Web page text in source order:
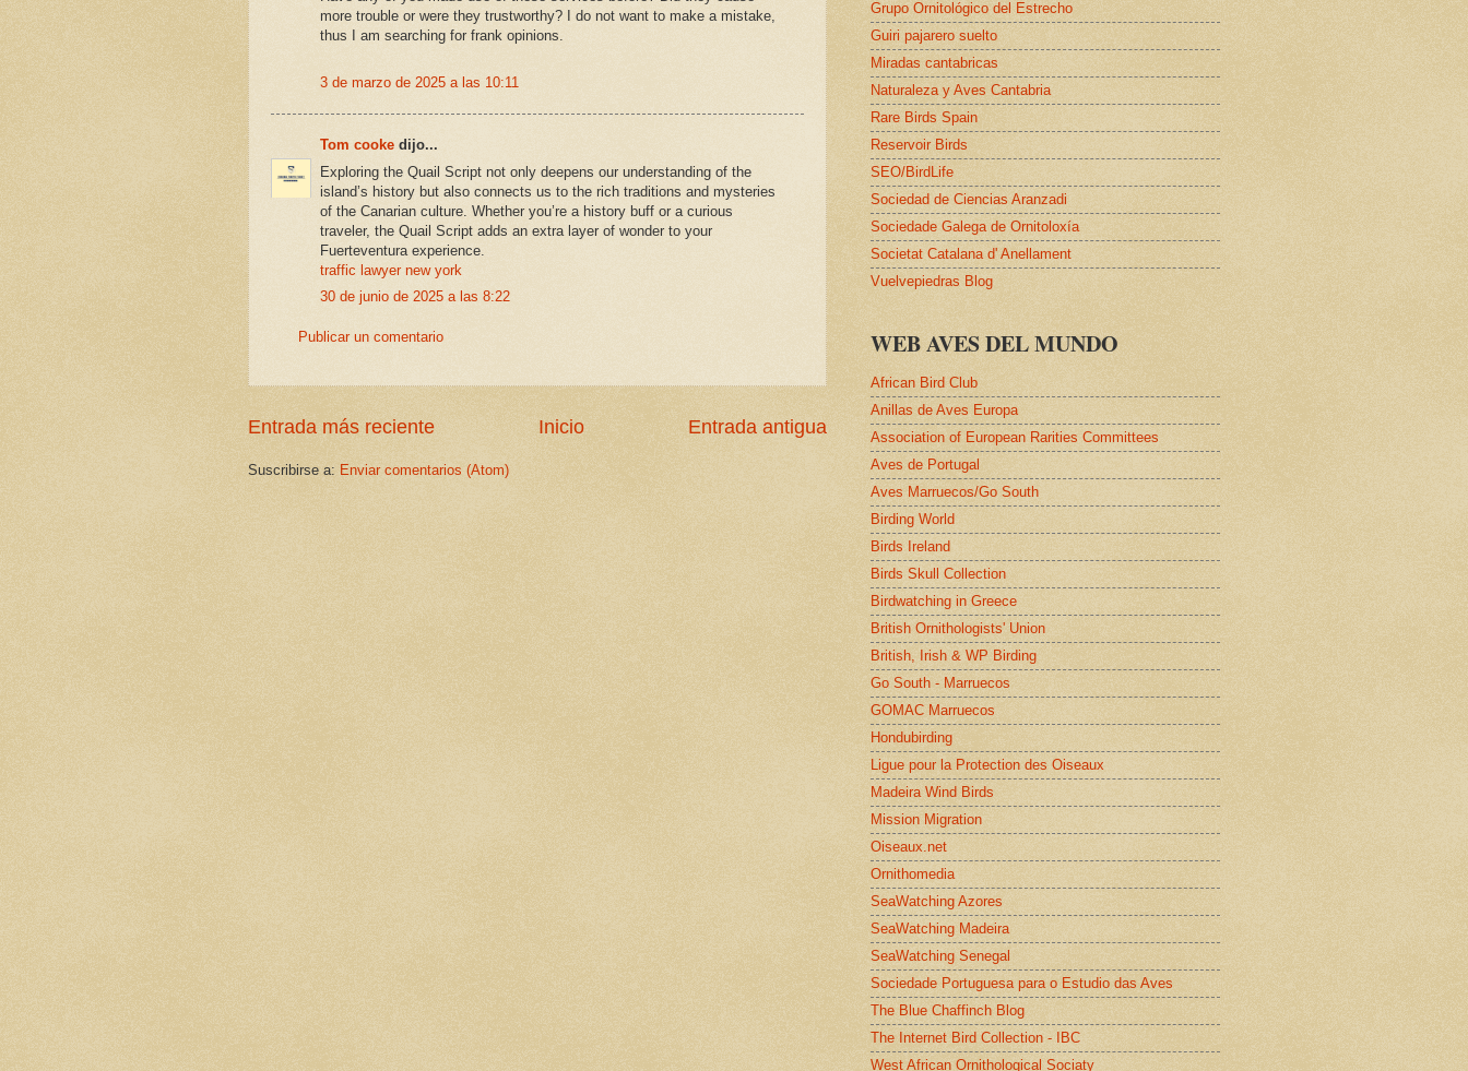
more trouble or were they trustworthy? I do not want to make a mistake,
thus I am searching for frank opinions.
3 de marzo de 2025 a las 10:11
Tom cooke dijo...
Exploring the Quail Script not only deepens our understanding of the
island’s history but also connects us to the rich traditions and mysteries
of the Canarian culture. Whether you’re a history buff or a curious
traveler, the Quail Script adds an extra layer of wonder to your
Fuerteventura experience.
traffic lawyer new york
30 de junio de 2025 a las 8:22
Publicar un comentario
Entrada más reciente Entrada antigua
Inicio
Suscribirse a: Enviar comentarios (Atom)
Grupo Ornitológico del Estrecho
Guiri pajarero suelto
Miradas cantabricas
Naturaleza y Aves Cantabria
Rare Birds Spain
Reservoir Birds
SEO/BirdLife
Sociedad de Ciencias Aranzadi
Sociedade Galega de Ornitoloxía
Societat Catalana d' Anellament
Vuelvepiedras Blog
WEB AVES DEL MUNDO
African Bird Club
Anillas de Aves Europa
Association of European Rarities Committees
Aves de Portugal
Aves Marruecos/Go South
Birding World
Birds Ireland
Birds Skull Collection
Birdwatching in Greece
British Ornithologists' Union
British, Irish & WP Birding
Go South - Marruecos
GOMAC Marruecos
Hondubirding
Ligue pour la Protection des Oiseaux
Madeira Wind Birds
Mission Migration
Oiseaux.net
Ornithomedia
SeaWatching Azores
SeaWatching Madeira
SeaWatching Senegal
Sociedade Portuguesa para o Estudio das Aves
The Blue Chaffinch Blog
The Internet Bird Collection - IBC
West African Ornithological Sociaty